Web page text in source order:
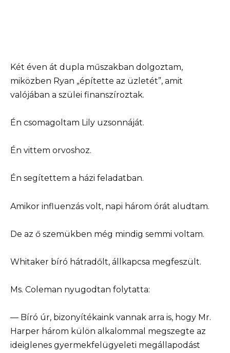
Két éven át dupla műszakban dolgoztam,
miközben Ryan „építette az üzletét”, amit
valójában a szülei finanszíroztak.
Én csomagoltam Lily uzsonnáját.
Én vittem orvoshoz.
Én segítettem a házi feladatban.
Amikor influenzás volt, napi három órát aludtam.
De az ő szemükben még mindig semmi voltam.
Whitaker bíró hátradőlt, állkapcsa megfeszült.
Ms. Coleman nyugodtan folytatta:
— Bíró úr, bizonyítékaink vannak arra is, hogy Mr.
Harper három külön alkalommal megszegte az
ideiglenes gyermekfelügyeleti megállapodást